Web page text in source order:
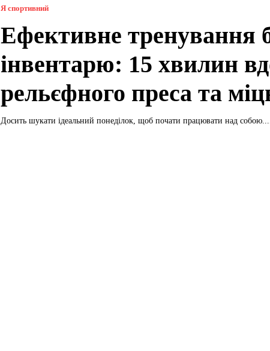
Я спортивний
Ефективне тренування
інвентарю: 15 хвилин
рельєфного преса та
Досить шукати ідеальний понеділок, щоб почати працювати над